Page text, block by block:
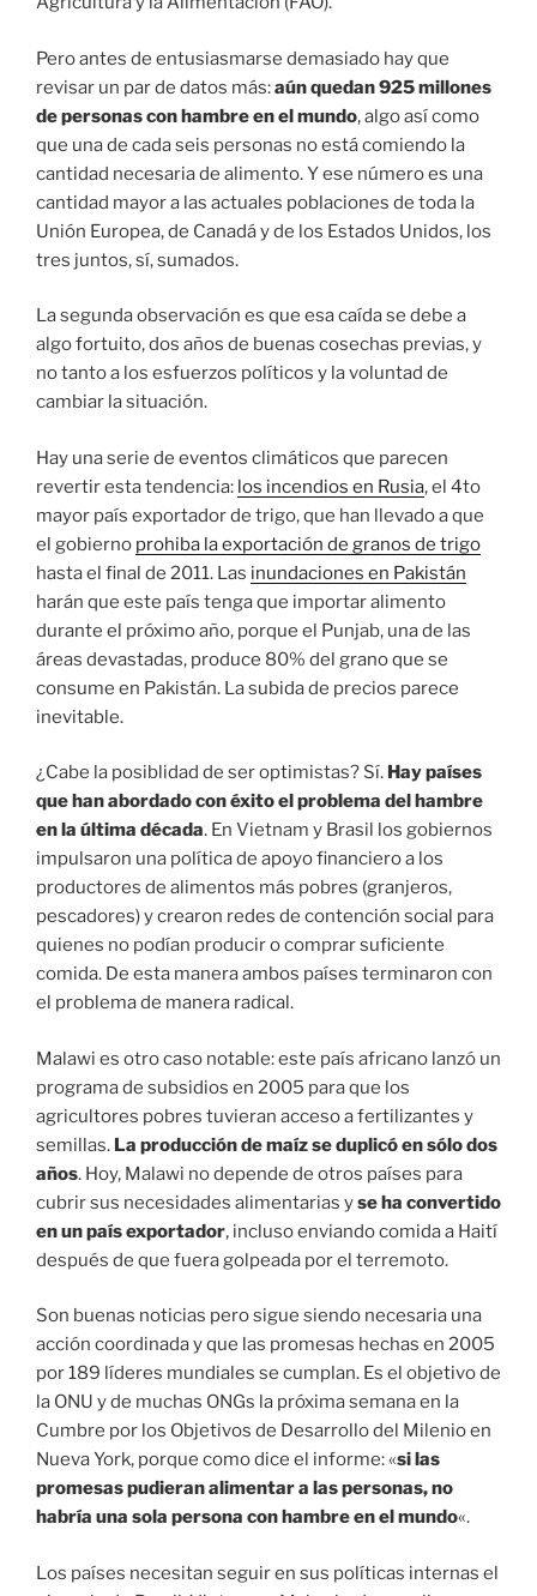
Pero antes de entusiasmarse demasiado hay que
revisar un par de datos más:aún quedan 925 millones
de personas con hambre en el mundo, algo así como
que una de cada seis personas no está comiendo la
cantidad necesaria de alimento. Y ese número es una
cantidad mayor a las actuales poblaciones de toda la
Unión Europea, de Canadá y de los Estados Unidos, los
tres juntos, sí, sumados.
La segunda observación es que esa caída se debe a
algo fortuito, dos años de buenas cosechas previas, y
no tanto a los esfuerzos políticos y la voluntad de
cambiar la situación.
Hay una serie de eventos climáticos que parecen
revertir esta tendencia: los incendios en Rusia, el 4to
mayor país exportador de trigo, que han llevado a que
el gobierno prohiba la exportación de granos de trigo
hasta el final de 2011. Las inundaciones en Pakistán
harán que este país tenga que importar alimento
durante el próximo año, porque el Punjab, una de las
áreas devastadas, produce 80% del grano que se
consume en Pakistán. La subida de precios parece
inevitable.
¿Cabe la posiblidad de ser optimistas? Sí. Hay países
que han abordado con éxito el problema del hambre
en la última década. En Vietnam y Brasil los gobiernos
impulsaron una política de apoyo financiero a los
productores de alimentos más pobres (granjeros,
pescadores) y crearon redes de contención social para
quienes no podían producir o comprar suficiente
comida. De esta manera ambos países terminaron con
el problema de manera radical.
Malawi es otro caso notable: este país africano lanzó un
programa de subsidios en 2005 para que los
agricultores pobres tuvieran acceso a fertilizantes y
semillas. La producción de maíz se duplicó en sólo dos
años. Hoy, Malawi no depende de otros países para
cubrir sus necesidades alimentarias yse ha convertido
en un país exportador, incluso enviando comida a Haití
después de que fuera golpeada por el terremoto.
Son buenas noticias pero sigue siendo necesaria una
acción coordinada y que las promesas hechas en 2005
por 189 líderes mundiales se cumplan. Es el objetivo de
la ONU y de muchas ONGs la próxima semana en la
Cumbre por los Objetivos de Desarrollo del Milenio en
Nueva York, porque como dice el informe: «si las
promesas pudieran alimentar a las personas, no
habría una sola persona con hambre en el mundo«.
Los países necesitan seguir en sus políticas internas el